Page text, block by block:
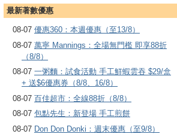
最新著數優惠
08-07 優惠360：本週優惠（至13/8）
08-07 萬寧 Mannings：全場無門檻 即享88折
（8/8）
08-07 一粥麵：試食活動 手工鮮蝦雲吞 $29/盒
+ 送$6優惠券（8/8、16/8）
08-07 百佳超市：全線88折（8/8）
08-07 包點先生：新登場 手工煎餅
08-07 Don Don Donki：週末優惠（至9/8）